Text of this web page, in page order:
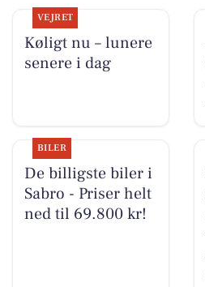
VEJRET
Køligt nu – lunere
senere i dag
BILER
De billigste biler i
Sabro - Priser helt
ned til 69.800 kr!